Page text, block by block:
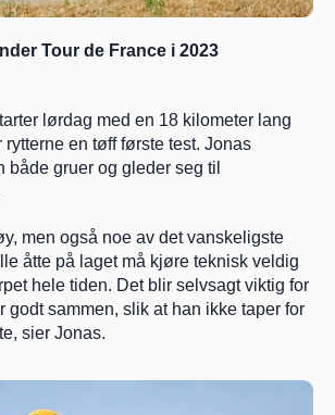
lørdag med en 18 kilometer lang
rytterne en tøff første test. Jonas
både gruer og gleder seg til
men også noe av det vanskeligste
åtte på laget må kjøre teknisk veldig
hele tiden. Det blir selvsagt viktig for
godt sammen, slik at han ikke taper for
sier Jonas.